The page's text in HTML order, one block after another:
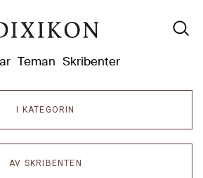
Teman Skribenter
I KATEGORIN
AV SKRIBENTEN